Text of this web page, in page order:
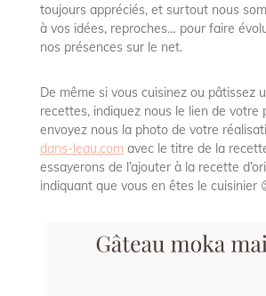
toujours appréciés, et surtout nous
à vos idées, reproches… pour faire
nos présences sur le net.
De même si vous cuisinez ou pâtissez
recettes, indiquez nous le lien de votre
envoyez nous la photo de votre
dans-leau.com avec le titre de la
essayerons de l’ajouter à la recette
indiquant que vous en êtes le cuisinier